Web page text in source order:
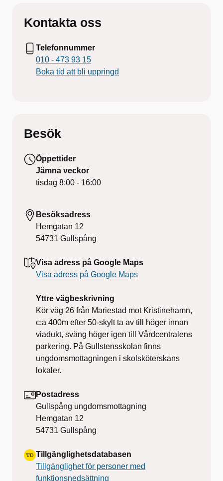
Kontakta oss
Telefonnummer
010 - 473 93 15
Boka tid att bli uppringd
Besök
Öppettider
Jämna veckor
tisdag 8:00 - 16:00
Besöksadress
Hemgatan 12
54731 Gullspång
Visa adress på Google Maps
Visa adress på Google Maps
Yttre vägbeskrivning
Kör väg 26 från Mariestad mot Kristinehamn,
c:a 400m efter 50-skylt ta av till höger innan
viadukt, sväng höger igen till Vårdcentralens
parkering. På Gullstensskolan finns
ungdomsmottagningen i skolsköterskans
lokaler.
Postadress
Gullspång ungdomsmottagning
Hemgatan 12
54731 Gullspång
Tillgänglighetsdatabasen
Tillgänglighet för personer med
funktionsnedsättning